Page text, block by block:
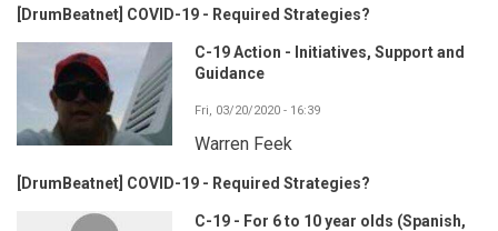
[DrumBeatnet] COVID-19 - Required Strategies?
C-19 Action - Initiatives, Support and
Guidance
Fri, 03/20/2020 - 16:39
Warren Feek
[DrumBeatnet] COVID-19 - Required Strategies?
C-19 - For 6 to 10 year olds (Spanish,